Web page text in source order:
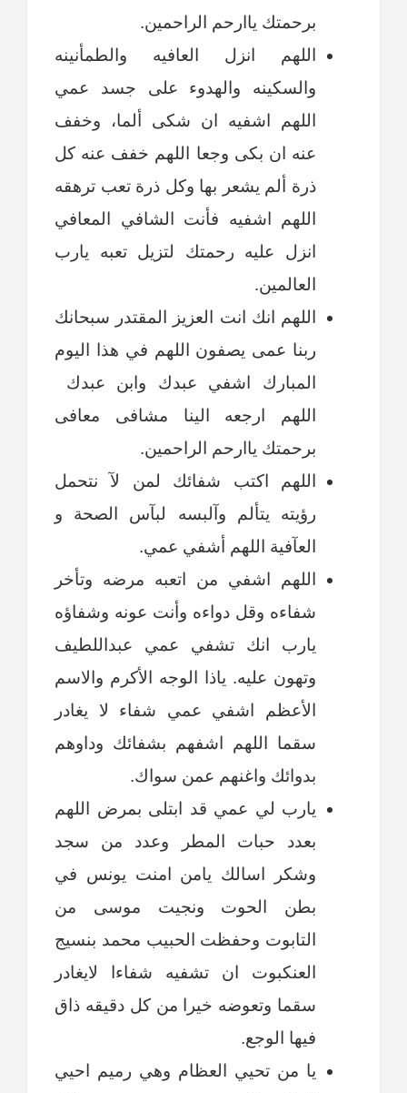
برحمتك ياارحم الراحمين.
اللهم انزل العافيه والطمأنينه
والسكينه والهدوء على جسد عمي
اللهم اشفيه ان شكى ألما، وخفف
عنه ان بكى وجعا اللهم خفف عنه كل
ذرة ألم يشعر بها وكل ذرة تعب ترهقه
اللهم اشفيه فأنت الشافي المعافي
انزل عليه رحمتك لتزيل تعبه يارب
العالمين.
اللهم انك انت العزيز المقتدر سبحانك
ربنا عمى يصفون اللهم في هذا اليوم
المبارك اشفي عبدك وابن عبدك
اللهم ارجعه الينا مشافى معافى
برحمتك ياارحم الراحمين.
اللهم اكتب شفائك لمن لآ نتحمل
رؤيته يتألم وآلبسه لبآس الصحة و
العآفية اللهم أشفي عمي.
اللهم اشفي من اتعبه مرضه وتأخر
شفاءه وقل دواءه وأنت عونه وشفاؤه
يارب انك تشفي عمي عبداللطيف
وتهون عليه. ياذا الوجه الأكرم والاسم
الأعظم اشفي عمي شفاء لا يغادر
سقما اللهم اشفهم بشفائك وداوهم
بدوائك واغنهم عمن سواك.
يارب لي عمي قد ابتلى بمرض اللهم
بعدد حبات المطر وعدد من سجد
وشكر اسالك يامن امنت يونس في
بطن الحوت ونجيت موسى من
التابوت وحفظت الحبيب محمد بنسيج
العنكبوت ان تشفيه شفاءا لايغادر
سقما وتعوضه خيرا من كل دقيقه ذاق
فيها الوجع.
يا من تحيي العظام وهي رميم احيي